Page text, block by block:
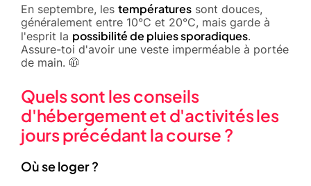
En septembre, les températures sont douces,
généralement entre 10°C et 20°C, mais garde à
l'esprit la possibilité de pluies sporadiques.
Assure-toi d'avoir une veste imperméable à portée
de main. 🧥
Quels sont les conseils
d'hébergement et d'activités les
jours précédant la course ?
Où se loger ?